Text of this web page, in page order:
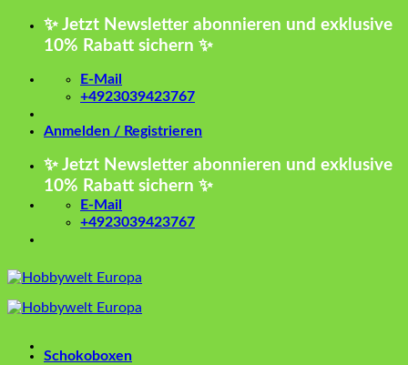
Zum
✨ Jetzt Newsletter abonnieren und exklusive
10% Rabatt sichern ✨
E-Mail
+4923039423767
Anmelden / Registrieren
✨ Jetzt Newsletter abonnieren und exklusive
10% Rabatt sichern ✨
E-Mail
+4923039423767
Schokoboxen